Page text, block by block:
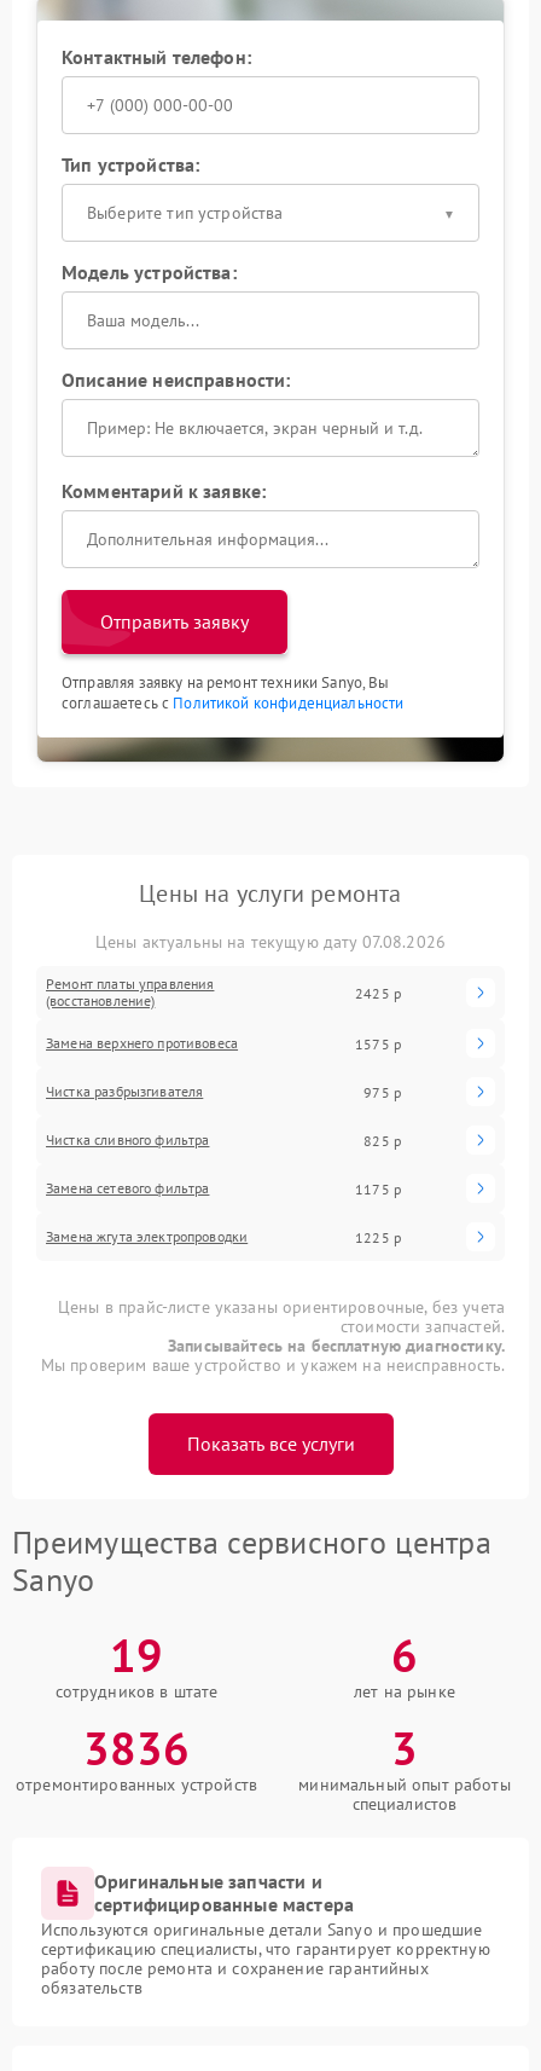
Контактный телефон:
Тип устройства:
Выберите тип устройства
Модель устройства:
Описание неисправности:
Комментарий к заявке:
Отправить заявку
Отправляя заявку на ремонт техники Sanyo, Вы
соглашаетесь с Политикой конфиденциальности
Цены на услуги ремонта
Цены актуальны на текущую дату 07.08.2026
Ремонт платы управления
(восстановление)
2425 р
Замена верхнего противовеса 1575 р
Чистка разбрызгивателя 975 р
Чистка сливного фильтра 825 р
Замена сетевого фильтра 1175 р
Замена жгута электропроводки 1225 р
Цены в прайс-листе указаны ориентировочные, без учета
стоимости запчастей.
Записывайтесь на бесплатную диагностику.
Мы проверим ваше устройство и укажем на неисправность.
Показать все услуги
Преимущества сервисного центра
Sanyo
19
сотрудников в штате
6
лет на рынке
3836
отремонтированных устройств
3
минимальный опыт работы
специалистов
Оригинальные запчасти и
сертифицированные мастера
Используются оригинальные детали Sanyo и прошедшие
сертификацию специалисты, что гарантирует корректную
работу после ремонта и сохранение гарантийных
обязательств